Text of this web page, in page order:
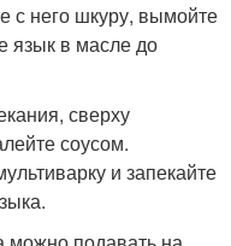
с него шкуру, вымойте
язык в масле до
сверху
соусом.
и запекайте